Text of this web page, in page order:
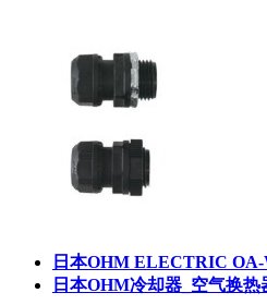
日本OHM ELECTRIC OA-
日本OHM冷却器_空气换热